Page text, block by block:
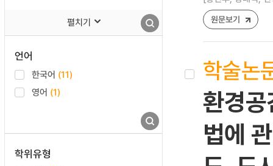
펼치기
언어
한국어 (11)
영어 (1)
학위유형
원문보기
학술논
환경
법에